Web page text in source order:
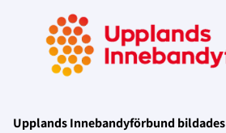
Upplands Innebandyförbund